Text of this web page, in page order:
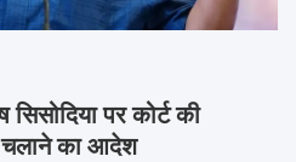
पर कोर्ट की
चलाने का आदेश